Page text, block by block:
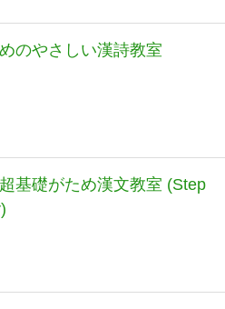
のやさしい漢詩教室
基礎がため漢文教室 (Step